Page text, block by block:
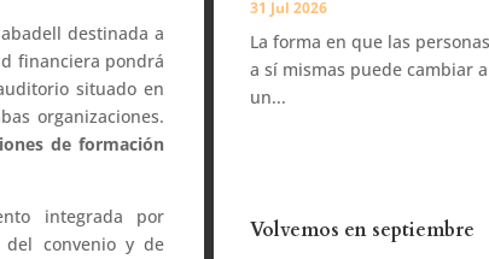
destinada a
financiera pondrá
situado en
organizaciones.
de formación
integrada por
del convenio y de
31 Jul 2026
La forma en que las
a sí mismas puede cambiar
un...
Volvemos en septiembre